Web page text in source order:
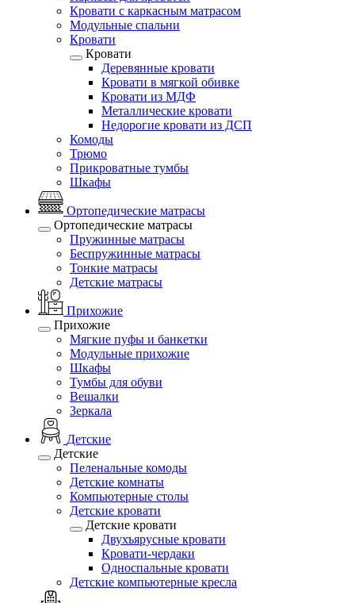
Кровати с каркасным матрасом
Модульные спальни
Кровати
Кровати
Деревянные кровати
Кровати в мягкой обивке
Кровати из МДФ
Металлические кровати
Недорогие кровати из ДСП
Комоды
Трюмо
Прикроватные тумбы
Шкафы
Ортопедические матрасы
Ортопедические матрасы
Пружинные матрасы
Беспружинные матрасы
Тонкие матрасы
Детские матрасы
Прихожие
Прихожие
Мягкие пуфы и банкетки
Модульные прихожие
Шкафы
Тумбы для обуви
Вешалки
Зеркала
Детские
Детские
Пеленальные комоды
Детские комнаты
Компьютерные столы
Детские кровати
Детские кровати
Двухъярусные кровати
Кровати-чердаки
Односпальные кровати
Детские компьютерные кресла